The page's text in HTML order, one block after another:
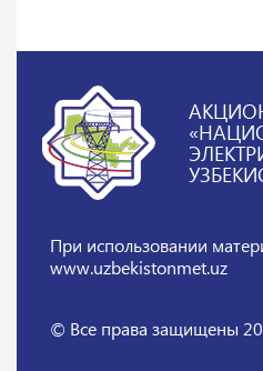
При использовании
www.uzbekistonmet.uz
© Все права защищены